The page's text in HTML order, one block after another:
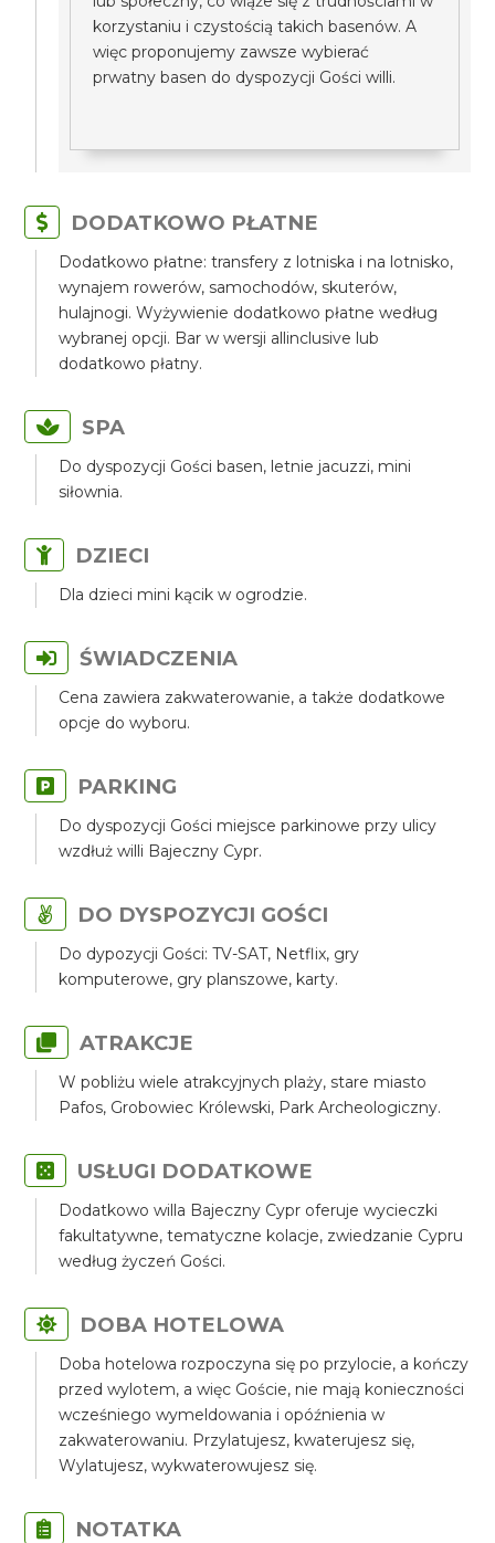
korzystaniu i czystością takich basenów. A
więc proponujemy zawsze wybierać
prwatny basen do dyspozycji Gości willi.
DODATKOWO PŁATNE
Dodatkowo płatne: transfery z lotniska i na lotnisko,
wynajem rowerów, samochodów, skuterów,
hulajnogi. Wyżywienie dodatkowo płatne według
wybranej opcji. Bar w wersji allinclusive lub
dodatkowo płatny.
SPA
Do dyspozycji Gości basen, letnie jacuzzi, mini
siłownia.
DZIECI
Dla dzieci mini kącik w ogrodzie.
ŚWIADCZENIA
Cena zawiera zakwaterowanie, a także dodatkowe
opcje do wyboru.
PARKING
Do dyspozycji Gości miejsce parkinowe przy ulicy
wzdłuż willi Bajeczny Cypr.
DO DYSPOZYCJI GOŚCI
Do dypozycji Gości: TV-SAT, Netflix, gry
komputerowe, gry planszowe, karty.
ATRAKCJE
W pobliżu wiele atrakcyjnych plaży, stare miasto
Pafos, Grobowiec Królewski, Park Archeologiczny.
USŁUGI DODATKOWE
Dodatkowo willa Bajeczny Cypr oferuje wycieczki
fakultatywne, tematyczne kolacje, zwiedzanie Cypru
według życzeń Gości.
DOBA HOTELOWA
Doba hotelowa rozpoczyna się po przylocie, a kończy
przed wylotem, a więc Goście, nie mają konieczności
wcześniego wymeldowania i opóźnienia w
zakwaterowaniu. Przylatujesz, kwaterujesz się,
Wylatujesz, wykwaterowujesz się.
NOTATKA